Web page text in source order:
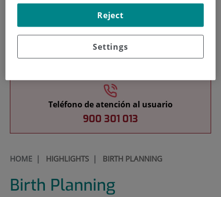
Teléfono de atención al usuario
900 301 013
HOME| HIGHLIGHTS| BIRTH PLANNING
Birth Planning
Settings
Reject